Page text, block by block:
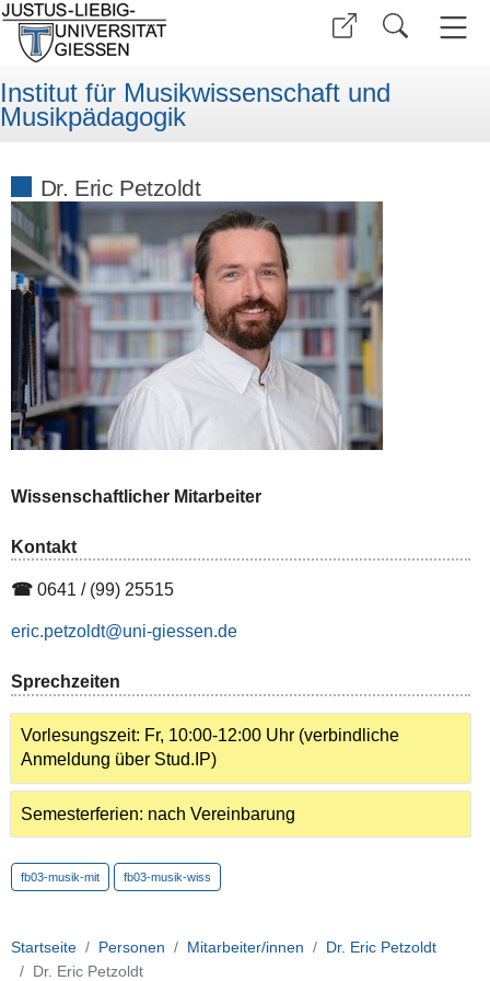
Institut für Musikwissenschaft und
Musikpädagogik
Dr. Eric Petzoldt
Wissenschaftlicher Mitarbeiter
Kontakt
☎0641 / (99) 25515
eric.petzoldt
Sprechzeiten
Vorlesungszeit: Fr, 10:00-12:00 Uhr (verbindliche
Anmeldung über Stud.IP)
Semesterferien: nach Vereinbarung
fb03-musik-mit fb03-musik-wiss
Startseite Personen Mitarbeiter/innen
Dr. Eric Petzoldt
Dr. Eric Petzoldt